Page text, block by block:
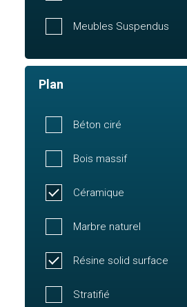
Meubles Suspendus
Plan
Béton ciré
Bois massif
Céramique
Marbre naturel
Résine solid surface
Stratifié